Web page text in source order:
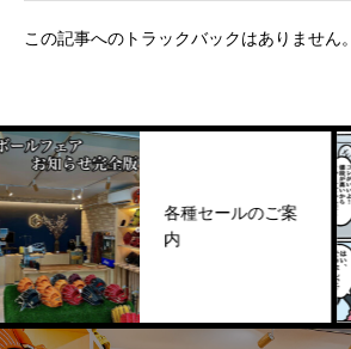
この記事へのトラックバックはありません。
各種セールのご案
内